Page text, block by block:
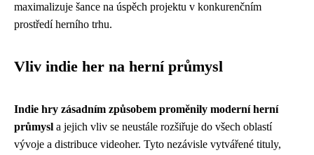
maximalizuje šance na úspěch projektu v konkurenčním
prostředí herního trhu.
Vliv indie her na herní průmysl
Indie hry zásadním způsobem proměnily moderní herní
průmysl a jejich vliv se neustále rozšiřuje do všech oblastí
vývoje a distribuce videoher. Tyto nezávisle vytvářené tituly,